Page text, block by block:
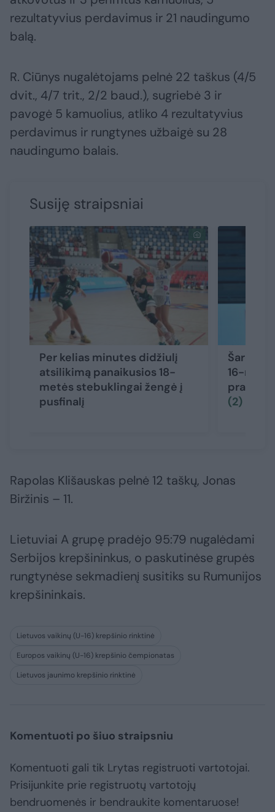
rezultatyvius perdavimus ir 21 naudingumo
balą.
R. Ciūnys nugalėtojams pelnė 22 taškus (4/5
dvit., 4/7 trit., 2/2 baud.), sugriebė 3 ir
pavogė 5 kamuolius, atliko 4 rezultatyvius
perdavimus ir rungtynes užbaigė su 28
naudingumo balais.
Susiję straipsniai
Per kelias minutes didžiulį
atsilikimą panaikusios 18-
metės stebuklingai žengė į
pusfinalį
Šaro
16-
pradėjo
(2)
Rapolas Klišauskas pelnė 12 taškų, Jonas
Biržinis – 11.
Lietuviai A grupę pradėjo 95:79 nugalėdami
Serbijos krepšininkus, o paskutinėse grupės
rungtynėse sekmadienį susitiks su Rumunijos
krepšininkais.
Lietuvos vaikinų (U-16) krepšinio rinktinė
Europos vaikinų (U-16) krepšinio čempionatas
Lietuvos jaunimo krepšinio rinktinė
Komentuoti po šiuo straipsniu
Komentuoti gali tik Lrytas registruoti vartotojai.
Prisijunkite prie registruotų vartotojų
bendruomenės ir bendraukite komentaruose!